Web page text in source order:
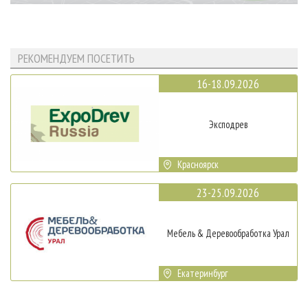
РЕКОМЕНДУЕМ ПОСЕТИТЬ
16-18.09.2026
Эксподрев
Красноярск
23-25.09.2026
Мебель & Деревообработка Урал
Екатеринбург